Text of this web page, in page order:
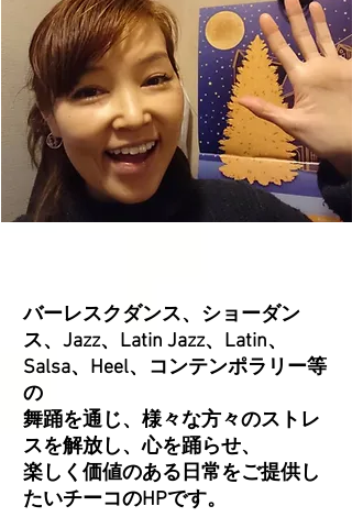
バーレスクダンス、ショーダン
ス、Jazz、Latin Jazz、Latin、
Salsa、Heel、 コンテンポラリー等
の
舞踊を通じ、様々な方々のストレ
スを解放し、心を踊らせ、
楽しく価値のある日常をご提供し
たいチーコのHPです。